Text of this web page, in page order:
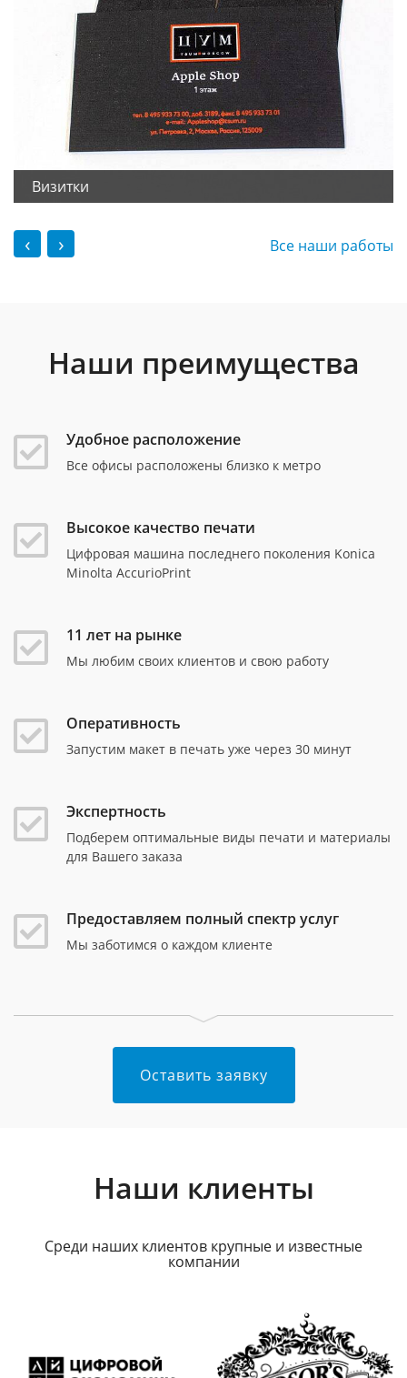
Визитки
‹ › Все наши работы
Наши преимущества
Удобное расположение
Все офисы расположены близко к метро
Высокое качество печати
Цифровая машина последнего поколения Konica
Minolta AccurioPrint
11 лет на рынке
Мы любим своих клиентов и свою работу
Оперативность
Запустим макет в печать уже через 30 минут
Экспертность
Подберем оптимальные виды печати и материалы
для Вашего заказа
Предоставляем полный спектр услуг
Мы заботимся о каждом клиенте
Оставить заявку
Наши клиенты
Среди наших клиентов крупные и известные
компании